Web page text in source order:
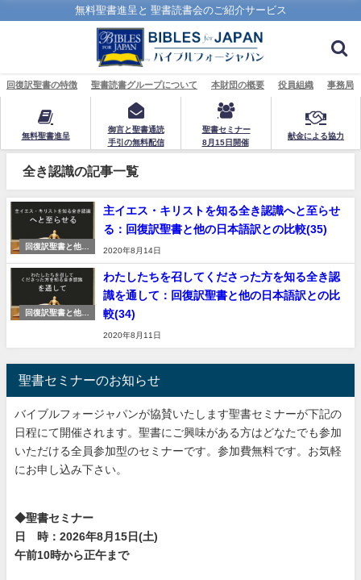
無料聖書進呈と 聖書読書会のご紹介サービス
回復訳聖書の特徴 聖書読書グループについて 本財団の概要 役員組織 事務局
無料聖書進呈
御言と聖書通読
手引の無料配信
聖書セミナー
8月15日開催
献金による協力
全き認識の記事一覧
回復訳聖書と他の
主イエス・キリストを知る全き認識へと至らせ
る：回復訳聖書と他の日本語訳との比較(35)
2020年8月14日
回復訳聖書と他の
わたしたちを召してくださった方を知る全き認
識を通して：回復訳聖書と他の日本語訳との比
較(34)
2020年8月11日
聖書セミナーのお知らせ
バイブルフォージャパンが協賛いたします聖書セミナーが下記の
日程にて開催されます。聖書にご興味がある方はどなたでも参加
いただける全員参加型のセミナーです。参加費無料です。お気軽
にお申し込み下さい。
◆聖書セミナー
日 時：2026年8月15日(土)
午前10時から正午まで